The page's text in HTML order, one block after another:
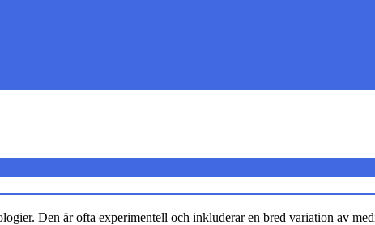
Den är ofta experimentell och inkluderar en bred variation av